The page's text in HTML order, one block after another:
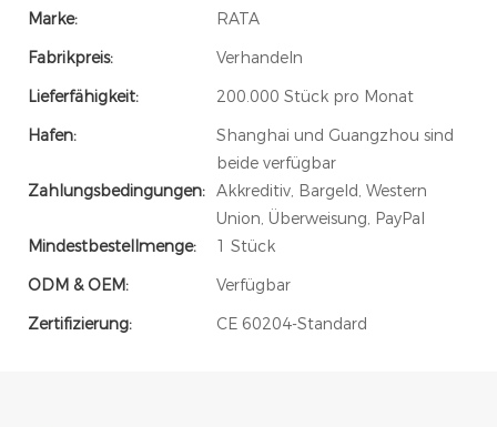
Marke:
RATA
Fabrikpreis:
Verhandeln
Lieferfähigkeit:
200.000 Stück pro Monat
Hafen:
Shanghai und Guangzhou sind
beide verfügbar
Zahlungsbedingungen: Akkreditiv, Bargeld, Western
Union, Überweisung, PayPal
Mindestbestellmenge:
1 Stück
ODM & OEM:
Verfügbar
Zertifizierung:
CE 60204-Standard